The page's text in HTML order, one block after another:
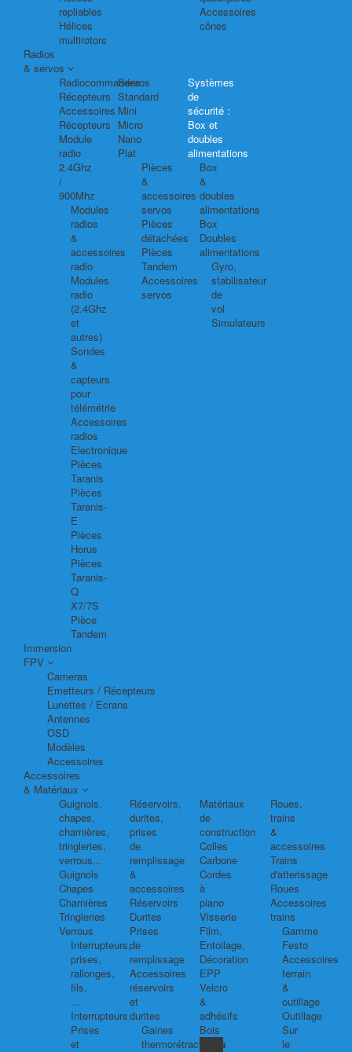
repliables
Hélices
multirotors
Accessoires
cônes
Radios
& servos
Radiocommandes
Récepteurs
Accessoires
Récepteurs
Module
radio
2.4Ghz
/
900Mhz
Modules
radios
&
accessoires
radio
Modules
radio
(2.4Ghz
et
autres)
Sondes
&
capteurs
pour
télémétrie
Accessoires
radios
Electronique
Pièces
Taranis
Pièces
Taranis-
E
Pièces
Horus
Pièces
Taranis-
Q
X7/7S
Pièce
Tandem
Servos
Standard
Mini
Micro
Nano
Plat
Pièces
&
accessoires
servos
Pièces
détachées
Pièces
Tandem
Accessoires
servos
Systèmes
de
sécurité :
Box et
doubles
alimentations
Box
&
doubles
alimentations
Box
Doubles
alimentations
Gyro,
stabilisateur
de
vol
Simulateurs
Immersion
FPV
Cameras
Emetteurs / Récepteurs
Lunettes / Ecrans
Antennes
OSD
Modèles
Accessoires
Accessoires
& Matériaux
Guignols,
chapes,
charnières,
tringleries,
verrous...
Guignols
Chapes
Charnières
Tringleries
Verrous
Interrupteurs,
prises,
rallonges,
fils,
...
Interrupteurs
Prises
et
Réservoirs,
durites,
prises
de
remplissage
&
accessoires
Réservoirs
Durites
Prises
de
remplissage
Accessoires
réservoirs
et
durites
Gaines
thermorétractables
Matériaux
de
construction
Colles
Carbone
Cordes
à
piano
Visserie
Film,
Entoilage,
Décoration
EPP
Velcro
&
adhésifs
Bois
Balsa
Roues,
trains
&
accessoires
Trains
d'atterissage
Roues
Accessoires
trains
Gamme
Festo
Accessoires
terrain
&
outillage
Outillage
Sur
le